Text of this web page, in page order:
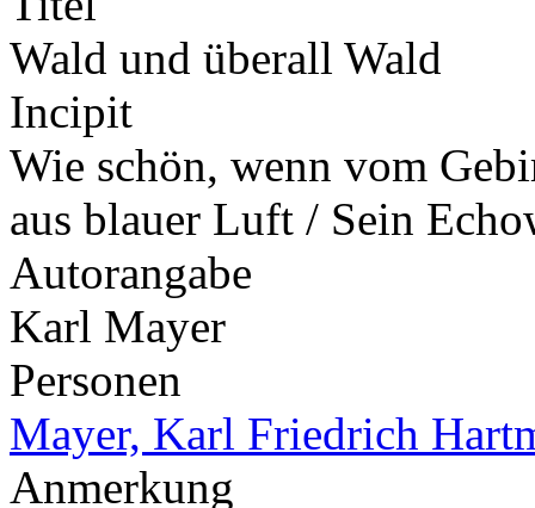
Wald und überall Wald
Incipit
Wie schön, wenn vom
aus blauer Luft / Sein
Autorangabe
Karl Mayer
Personen
Mayer, Karl Friedrich
Anmerkung